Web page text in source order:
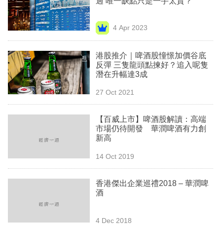
市
理
商
業
科
技
生
4 Apr 2023
港股推介｜啤酒股憧憬加價谷底
反彈 三隻龍頭點揀好？追入呢隻
潛在升幅達3成
27 Oct 2021
【百威上市】啤酒股解讀：高端
市場仍待開發 華潤啤酒有力創
新高
14 Oct 2019
香港傑出企業巡禮2018 – 華潤啤
酒
4 Dec 2018